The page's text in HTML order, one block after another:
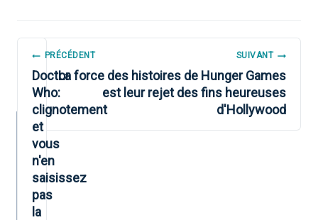
NAVIGATION
DE
L’ARTICLE
PRÉCÉDENT
Doctor
Who:
clignotement
et
vous
n'en
saisissez
pas
la
SUIVANT
La force des histoires de Hunger Games
est leur rejet des fins heureuses
d'Hollywood